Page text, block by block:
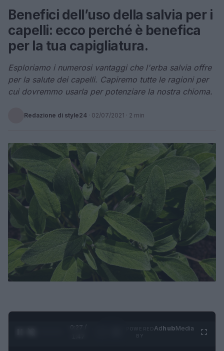
Benefici dell’uso della salvia per i
capelli: ecco perché è benefica
per la tua capigliatura.
Esploriamo i numerosi vantaggi che l'erba salvia offre
per la salute dei capelli. Capiremo tutte le ragioni per
cui dovremmo usarla per potenziare la nostra chioma.
Redazione di style24 · 02/07/2021 · 2 min
0:28 /
AdhubMedia